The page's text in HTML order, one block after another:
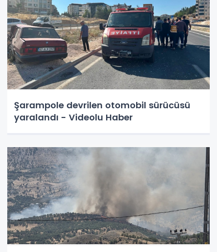
Şarampole devrilen otomobil sürücüsü
yaralandı - Videolu Haber